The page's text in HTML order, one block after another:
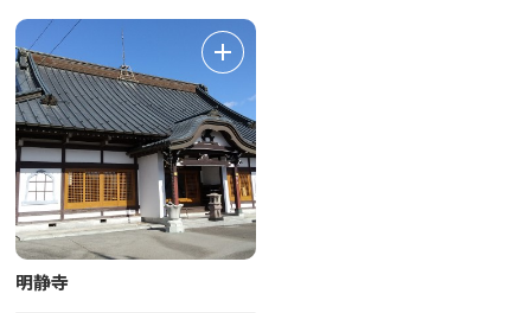
明静寺